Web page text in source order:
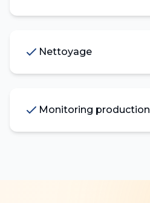
Nettoyage
Monitoring production